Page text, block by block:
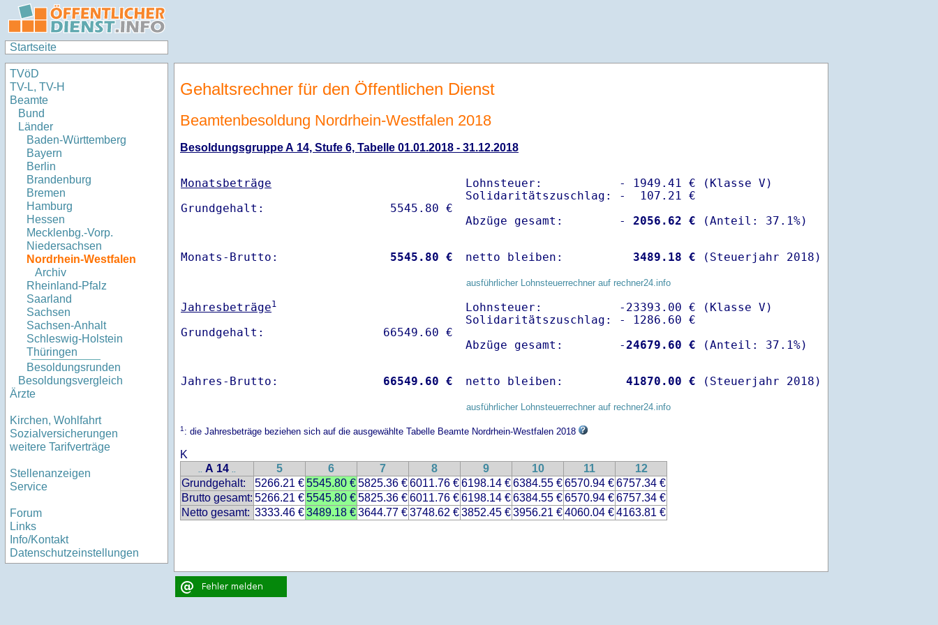
Startseite
TVöD
TV-L, TV-H
Beamte
Bund
Länder
Baden-Württemberg
Bayern
Berlin
Brandenburg
Bremen
Hamburg
Hessen
Mecklenbg.-Vorp.
Niedersachsen
Nordrhein-Westfalen
Archiv
Rheinland-Pfalz
Saarland
Sachsen
Sachsen-Anhalt
Schleswig-Holstein
Thüringen
Besoldungsrunden
Besoldungsvergleich
Ärzte
Kirchen, Wohlfahrt
Sozialversicherungen
weitere Tarifverträge
Stellenanzeigen
Service
Forum
Links
Info/Kontakt
Datenschutzeinstellungen
Gehaltsrechner für den Öffentlichen Dienst
Beamtenbesoldung Nordrhein-Westfalen 2018
Besoldungsgruppe A 14, Stufe 6, Tabelle 01.01.2018 - 31.12.2018
Monatsbeträge
Lohnsteuer:           - 1949.41 € (Klasse V)
Solidaritätszuschlag: -  107.21 €
Abzüge gesamt:        -
2056.62 €
Monats-Brutto: 5545.80 € netto bleiben: 3489.18 € (Steuerjahr 2018)
ausführlicher Lohnsteuerrechner auf rechner24.info
Jahresbeträge1
Lohnsteuer:           -23393.00 € (Klasse V)
Solidaritätszuschlag: - 1286.60 €
Abzüge gesamt:        -24679.60 €
Jahres-Brutto: 66549.60 € netto bleiben: 41870.00 € (Steuerjahr 2018)
ausführlicher Lohnsteuerrechner auf rechner24.info
1: die Jahresbeträge beziehen sich auf die ausgewählte Tabelle Beamte Nordrhein-Westfalen 2018
K
.. A 14 .. 5 6 7 8 9 10 11
12
Grundgehalt:
5266.21 €5545.80 €5825.36 €6011.76 €6198.14 €6384.55 €6570.94 €6757.34 €
Brutto gesamt: 5266.21 €5545.80 €5825.36 €6011.76 €6198.14 €6384.55 €6570.94 €6757.34 €
Netto gesamt: 3333.46 €3489.18 €3644.77 €3748.62 €3852.45 €3956.21 €4060.04 €4163.81 €